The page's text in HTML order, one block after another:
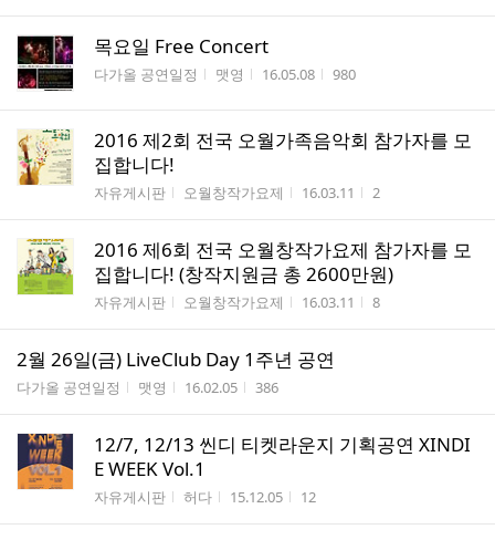
목요일 Free Concert
게시판명
다가올 공연일정 작성자
맷영 작성시간
16.05.08 조회수
980
2016 제2회 전국 오월가족음악회 참가자를 모
집합니다!
게시판명
자유게시판 작성자
오월창작가요제 작성시간
16.03.11 조회수
2
2016 제6회 전국 오월창작가요제 참가자를 모
집합니다! (창작지원금 총 2600만원)
게시판명
자유게시판 작성자
오월창작가요제 작성시간
16.03.11 조회수
8
2월 26일(금) LiveClub Day 1주년 공연
게시판명
다가올 공연일정 작성자
맷영 작성시간
16.02.05 조회수
386
12/7, 12/13 씬디 티켓라운지 기획공연 XINDI
E WEEK Vol.1
게시판명
자유게시판 작성자
허다 작성시간
15.12.05 조회수
12